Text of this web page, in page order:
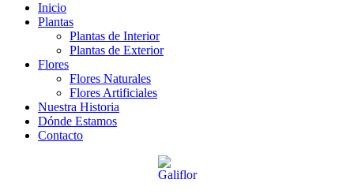
Inicio
Plantas
Plantas de Interior
Plantas de Exterior
Flores
Flores Naturales
Flores Artificiales
Nuestra Historia
Dónde Estamos
Contacto